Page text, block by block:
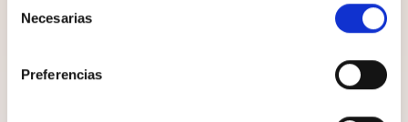
Necesarias
Preferencias